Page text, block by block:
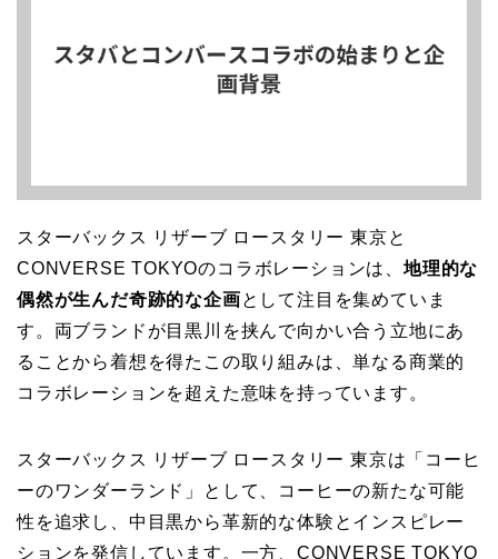
スターバックス リザーブ ロースタリー 東京と
CONVERSE TOKYOのコラボレーションは、 地理的な
偶然が生んだ奇跡的な企画として注目を集めていま
す。両ブランドが目黒川を挟んで向かい合う立地にあ
ることから着想を得たこの取り組みは、単なる商業的
コラボレーションを超えた意味を持っています。
スターバックス リザーブ ロースタリー 東京は「コーヒ
ーのワンダーランド」として、コーヒーの新たな可能
性を追求し、中目黒から革新的な体験とインスピレー
ションを発信しています。一方、CONVERSE TOKYO